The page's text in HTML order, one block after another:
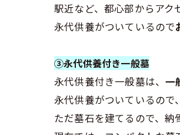
駅近など、都心部からアク
永代供養がついているので
③永代供養付き一般墓
永代供養付き一般墓は、一
永代供養がついているので、
ただ墓石を建てるので、納